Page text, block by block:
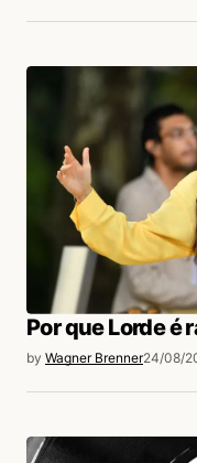
Por que Lorde é
by Wagner Brenner24/08/